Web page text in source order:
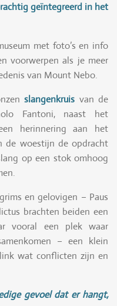
geïntegreerd in het
met foto’s en info
voorwerpen als je meer
van Mount Nebo.
slangenkruis van de
Fantoni, naast het
herinnering aan het
de woestijn de opdracht
op een stok omhoog
en gelovigen – Paus
brachten beiden een
vooral een plek waar
– een klein
wat conflicten zijn en
gevoel dat er hangt,